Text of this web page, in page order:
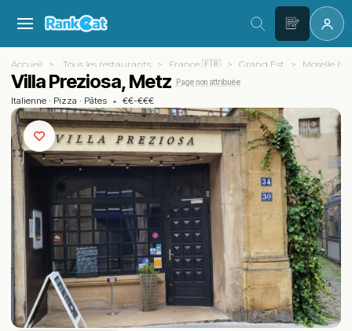
Accueil Tous les restaurants France 🇫🇷 Grand Est Moselle
Villa Preziosa, Metz Page non attribuée
Italienne · Pizza · Pâtes • €€-€€€